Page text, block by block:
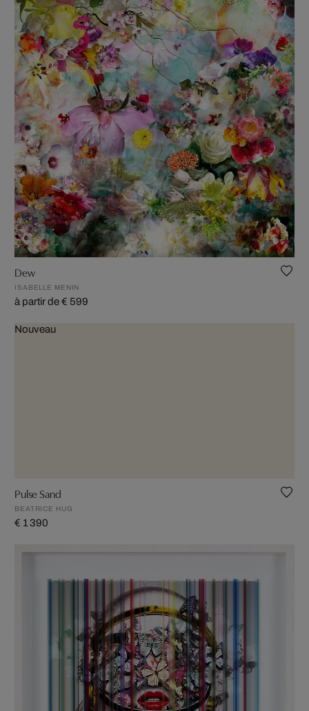
Dew
ISABELLE MENIN
à partir de € 599
Nouveau
Pulse Sand
BEATRICE HUG
€ 1 390